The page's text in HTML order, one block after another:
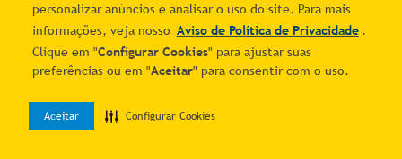
personalizar anúncios e analisar o uso do site. Para mais
informações, veja nosso Aviso de Política de Privacidade .
Clique em "Configurar Cookies" para ajustar suas
preferências ou em "Aceitar" para consentir com o uso.
Aceitar Configurar Cookies